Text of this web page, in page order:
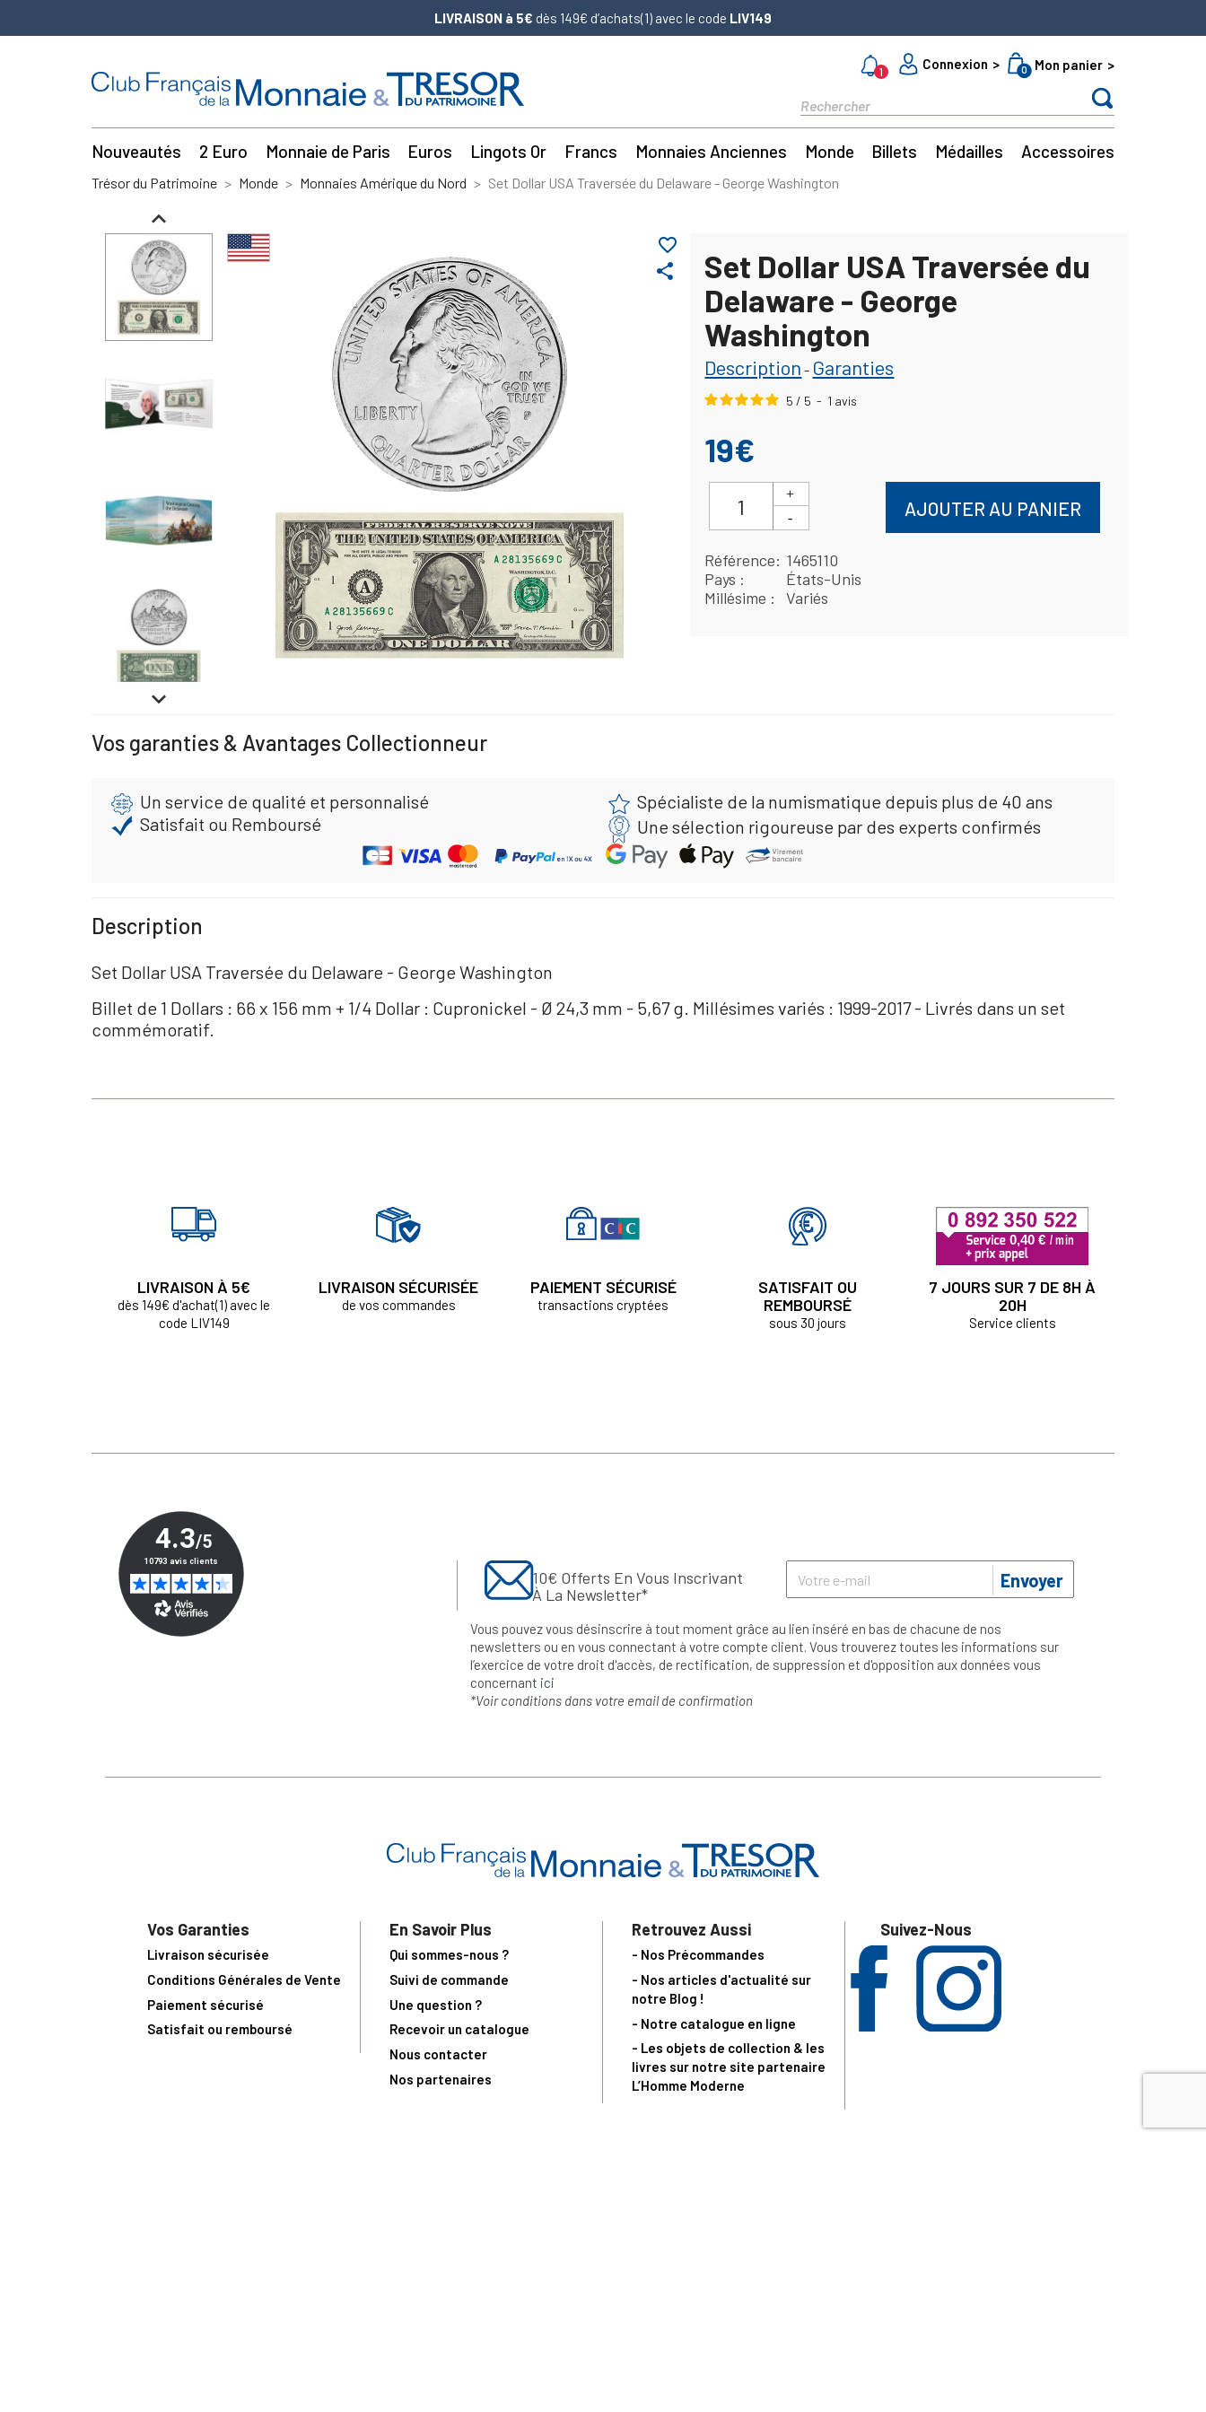
LIVRAISON à 5€ dès 149€ d’achats(1) avec le code LIV149
1
Connexion 0 Mon panier
Nouveautés 2 Euro Monnaie de Paris Euros Lingots Or Francs Monnaies Anciennes Monde Billets Médailles Accessoires
Trésor du Patrimoine Monde Monnaies Amérique du Nord Set Dollar USA Traversée du Delaware - George Washington
share
favorite_border


Set Dollar USA Traversée du
Delaware - George
Washington
Description - Garanties
5 / 5 - 1 avis
19€
AJOUTER AU PANIER
Référence
1465110
Pays
États-Unis
Millésime
Variés
Vos garanties & Avantages Collectionneur
Un service de qualité et personnalisé
Spécialiste de la numismatique depuis plus de 40 ans
Satisfait ou Remboursé
Une sélection rigoureuse par des experts confirmés
Description
Set Dollar USA Traversée du Delaware - George Washington
Billet de 1 Dollars : 66 x 156 mm + 1/4 Dollar : Cupronickel - Ø 24,3 mm - 5,67 g. Millésimes variés : 1999-2017 - Livrés dans un set
commémoratif.
LIVRAISON À 5€
dès 149€ d'achat(1) avec le
code LIV149
LIVRAISON SÉCURISÉE
de vos commandes
PAIEMENT SÉCURISÉ
transactions cryptées
SATISFAIT OU
REMBOURSÉ
sous 30 jours
7 JOURS SUR 7 DE 8H À
20H
Service clients
10€ Offerts En Vous Inscrivant
À La Newsletter*
Envoyer
Vous pouvez vous désinscrire à tout moment grâce au lien inséré en bas de chacune de nos
newsletters ou en vous connectant à votre compte client. Vous trouverez toutes les informations sur
l’exercice de votre droit d'accès, de rectification, de suppression et d'opposition aux données vous
concernant ici
*Voir conditions dans votre email de confirmation
Vos Garanties
Livraison sécurisée
Conditions Générales de Vente
Paiement sécurisé
Satisfait ou remboursé
En Savoir Plus
Qui sommes-nous ?
Suivi de commande
Une question ?
Recevoir un catalogue
Nous contacter
Nos partenaires
Retrouvez Aussi
- Nos Précommandes
- Nos articles d'actualité sur
notre Blog !
- Notre catalogue en ligne
- Les objets de collection & les
livres sur notre site partenaire
L’Homme Moderne
Suivez-Nous